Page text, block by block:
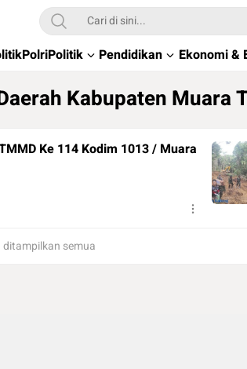
PolriPolitik Pendidikan Ekonomi &
Kabupaten Muara
ditampilkan semua